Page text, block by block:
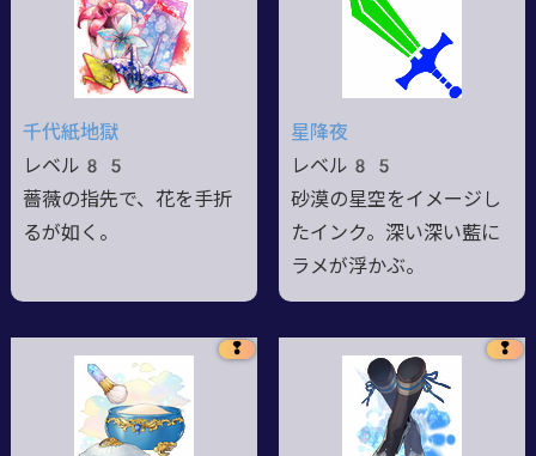
千代紙地獄
レベル85
薔薇の指先で、花を手折
るが如く。
星降夜
レベル85
砂漠の星空をイメージし
たインク。深い深い藍に
ラメが浮かぶ。
❢ ❢